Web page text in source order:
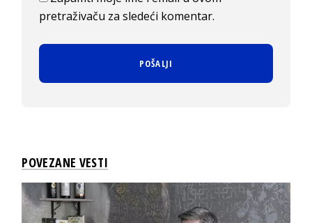
pretraživaču za sledeći komentar.
POVEZANE VESTI